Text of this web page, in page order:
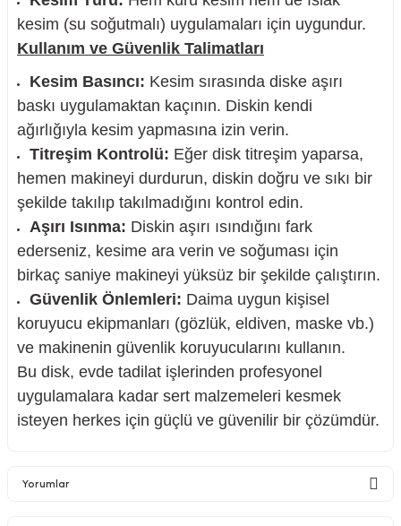
kesim (su soğutmalı) uygulamaları için uygundur.
Kullanım ve Güvenlik Talimatları
Kesim Basıncı: Kesim sırasında diske aşırı
baskı uygulamaktan kaçının. Diskin kendi
ağırlığıyla kesim yapmasına izin verin.
Titreşim Kontrolü: Eğer disk titreşim yaparsa,
hemen makineyi durdurun, diskin doğru ve sıkı bir
şekilde takılıp takılmadığını kontrol edin.
Aşırı Isınma: Diskin aşırı ısındığını fark
ederseniz, kesime ara verin ve soğuması için
birkaç saniye makineyi yüksüz bir şekilde çalıştırın.
Güvenlik Önlemleri: Daima uygun kişisel
koruyucu ekipmanları (gözlük, eldiven, maske vb.)
ve makinenin güvenlik koruyucularını kullanın.
Bu disk, evde tadilat işlerinden profesyonel
uygulamalara kadar sert malzemeleri kesmek
isteyen herkes için güçlü ve güvenilir bir çözümdür.
Yorumlar